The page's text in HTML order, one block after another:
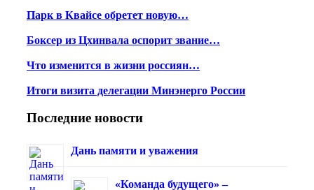
Парк в Квайсе обретет новую…
Боксер из Цхинвала оспорит звание…
Что изменится в жизни россиян…
Итоги визита делегации Минэнерго России
Последние новости
Дань памяти и уважения
«Команда будущего» –